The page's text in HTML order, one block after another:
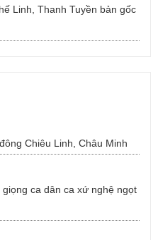
Linh, Thanh Tuyền bản gốc
Chiêu Linh, Châu Minh
ca dân ca xứ nghệ ngọt